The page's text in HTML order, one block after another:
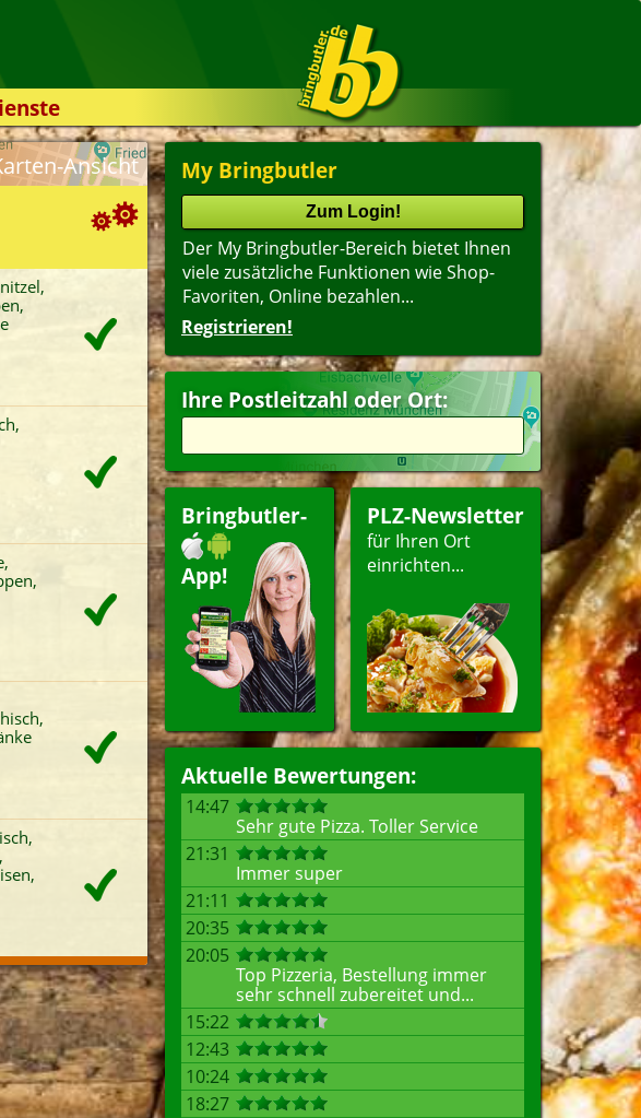
My Bringbutler
Der My Bringbutler-Bereich bietet Ihnen
viele zusätzliche Funktionen wie Shop-
Favoriten, Online bezahlen...
Registrieren!
Ihre Postleitzahl oder Ort:
Bringbutler-
App!
PLZ-Newsletter
für Ihren Ort
einrichten...
Aktuelle Bewertungen:
14:47
Sehr gute Pizza. Toller Service
21:31
Immer super
21:11
20:35
20:05
Top Pizzeria, Bestellung immer
sehr schnell zubereitet und...
15:22
12:43
10:24
18:27
Name
Alter(ältester Shop zuerst)
Mittagsangebot
Vorspeisen
Suppen
Kindergerichte
Getränke
: Uhr bestellen
Ansicht